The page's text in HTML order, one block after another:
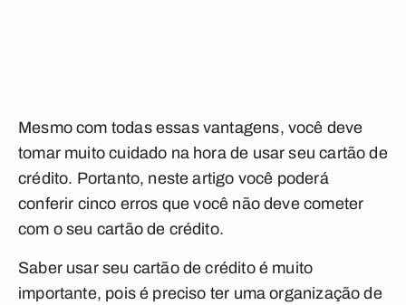
Mesmo com todas essas vantagens, você deve
tomar muito cuidado na hora de usar seu cartão de
crédito. Portanto, neste artigo você poderá
conferir cinco erros que você não deve cometer
com o seu cartão de crédito.
Saber usar seu cartão de crédito é muito
importante, pois é preciso ter uma organização de